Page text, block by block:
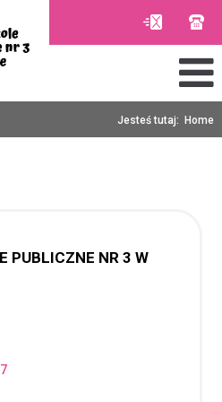
Jesteś tutaj: Home
PUBLICZNE NR 3 W